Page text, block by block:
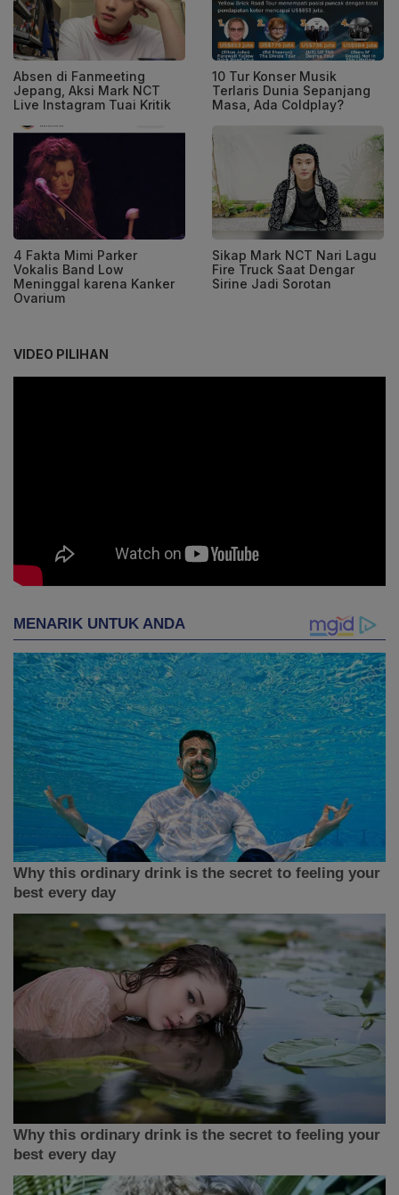
Absen di Fanmeeting
Jepang, Aksi Mark NCT
Live Instagram Tuai Kritik
10 Tur Konser Musik
Terlaris Dunia Sepanjang
Masa, Ada Coldplay?
4 Fakta Mimi Parker
Vokalis Band Low
Meninggal karena Kanker
Ovarium
Sikap Mark NCT Nari Lagu
Fire Truck Saat Dengar
Sirine Jadi Sorotan
VIDEO PILIHAN